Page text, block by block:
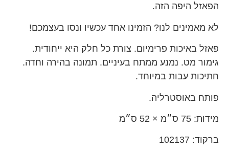
הפאזל היפה הזה.
לא מאמינים לנו? הזמינו אחד עכשיו ונסו בעצמכם!
פאזל באיכות פרימיום. צורת כל חלק היא ייחודית.
גימור מט. נמנע ממתח בעיניים. תמונה בהירה וחדה.
חתיכות עבות במיוחד.
פותח באוסטרליה.
מידות: 75 ס״מ × 52 ס״מ
ברקוד: 102137